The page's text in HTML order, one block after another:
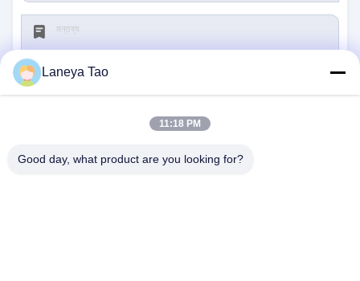
জমা দিন
Laneya Tao
11:18 PM
Good day, what product are you looking for?